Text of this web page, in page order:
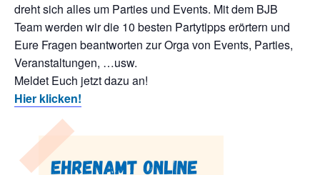
dreht sich alles um Parties und Events. Mit dem BJB
Team werden wir die 10 besten Partytipps erörtern und
Eure Fragen beantworten zur Orga von Events, Parties,
Veranstaltungen, …usw.
Meldet Euch jetzt dazu an!
Hier klicken!